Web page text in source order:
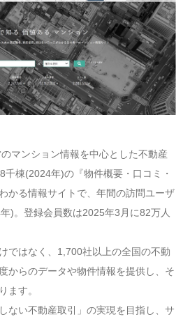
マンション情報を中心とした不動産
棟(2024年)の『物件概要・口コミ・
かる情報サイトで、年間の訪問ユーザ
)。登録会員数は2025年3月に82万人
ではなく、1,700社以上の全国の不動
からのデータや物件情報を提供し、そ
ます。
ない不動産取引」の実現を目指し、サ